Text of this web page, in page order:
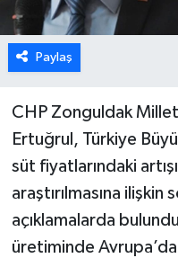
Paylaş
CHP Zonguldak
Ertuğrul, Türkiye
süt fiyatlarındaki
araştırılmasına
açıklamalarda
üretiminde Avrupa’da